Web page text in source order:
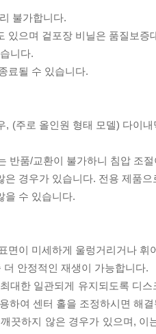
불가합니다.
있으며 겉포장 비닐은 품질보증
니다.
료될 수 있습니다.
(주로 올인원 형태 모델) 다이
반품/교환이 불가하니 침압 조
경우가 있습니다. 전용 제품
을 수 있습니다.
면이 미세하게 울렁거리거나 휘
안정적인 재생이 가능합니다.
대한 일관되게 유지되도록 디
하여 센터 홀을 조정하시면 해결
끗하지 않은 경우가 있으며,